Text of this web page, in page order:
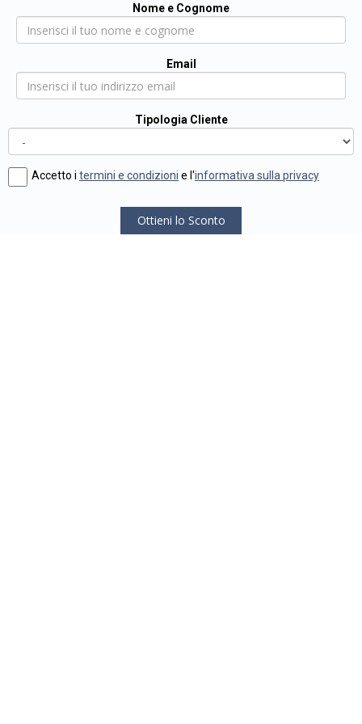
Nome e Cognome
Email
Tipologia Cliente
Accetto i termini e condizioni e l'informativa sulla privacy
Ottieni lo Sconto